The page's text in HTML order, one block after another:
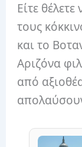
Είτε
τους
και το
Αριζόνα
από